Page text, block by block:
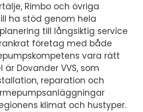
Rimbo och övriga
ha stöd genom hela
till långsiktig service
företag med både
vara rätt
är Dovander VVS, som
reparation och
klimat och hustyper.